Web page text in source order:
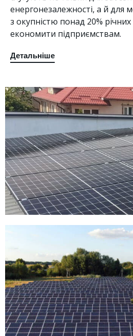
енергонезалежності, а й для
з окупністю понад 20%
економити підприємствам.
Детальніше